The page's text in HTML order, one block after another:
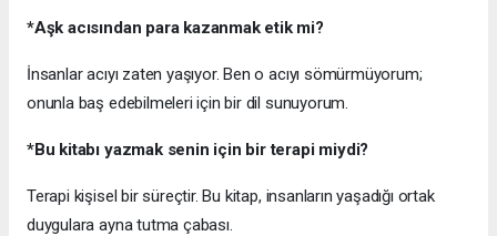
*Aşk acısından para kazanmak etik mi?
İnsanlar acıyı zaten yaşıyor. Ben o acıyı sömürmüyorum;
onunla baş edebilmeleri için bir dil sunuyorum.
*Bu kitabı yazmak senin için bir terapi miydi?
Terapi kişisel bir süreçtir. Bu kitap, insanların yaşadığı ortak
duygulara ayna tutma çabası.